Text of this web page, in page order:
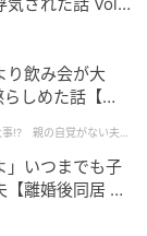
ズ 人体のサバ
ってしまっ
り飲み会が大
しめた話【第1
事!? 親の自覚がない夫を
」いつまでも子
離婚後同居 Vo